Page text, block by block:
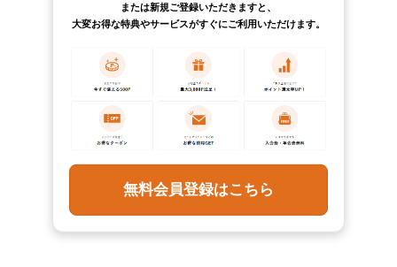
または新規ご登録いただきますと、
大変お得な特典やサービスがすぐにご利用いただけます。
無料会員登録はこちら